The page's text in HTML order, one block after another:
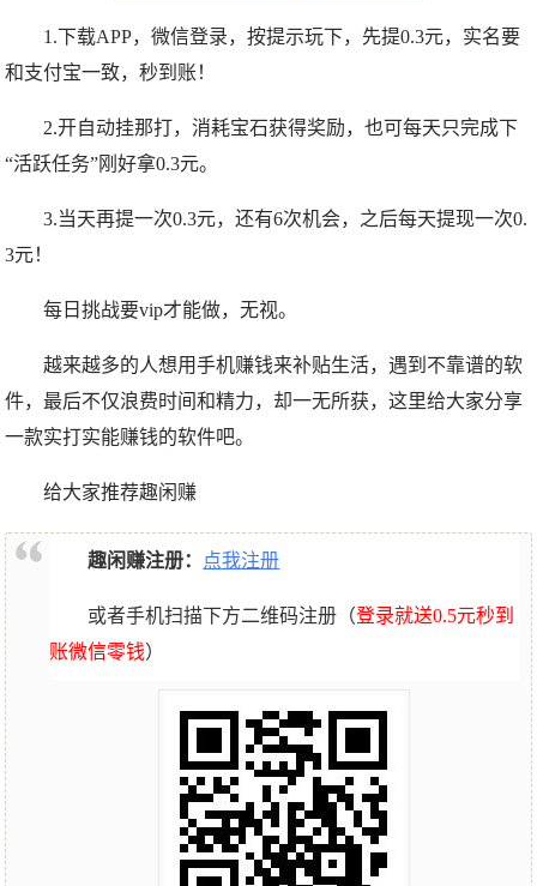
1.下载APP，微信登录，按提示玩下，先提0.3元，实名要
和支付宝一致，秒到账！
2.开自动挂那打，消耗宝石获得奖励，也可每天只完成下
“活跃任务”刚好拿0.3元。
3.当天再提一次0.3元，还有6次机会，之后每天提现一次0.
3元！
每日挑战要vip才能做，无视。
越来越多的人想用手机赚钱来补贴生活，遇到不靠谱的软
件，最后不仅浪费时间和精力，却一无所获，这里给大家分享
一款实打实能赚钱的软件吧。
给大家推荐趣闲赚
趣闲赚注册： 点我注册
或者手机扫描下方二维码注册（登录就送0.5元秒到
账微信零钱）